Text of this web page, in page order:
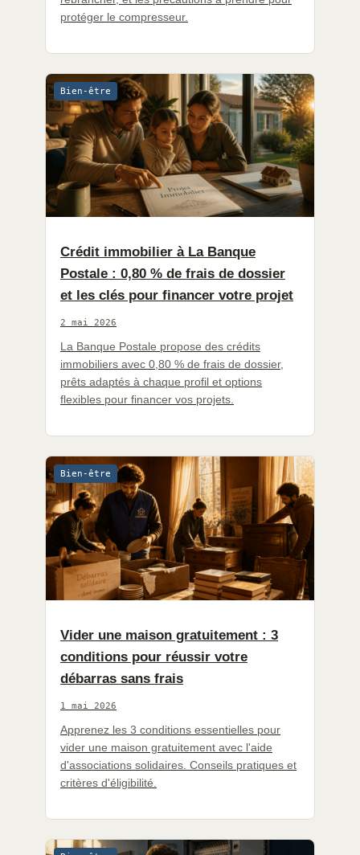
protéger le compresseur.
Bien-être
Crédit immobilier à La Banque
Postale : 0,80 % de frais de dossier
et les clés pour financer votre projet
2 mai 2026
La Banque Postale propose des crédits
immobiliers avec 0,80 % de frais de dossier,
prêts adaptés à chaque profil et options
flexibles pour financer vos projets.
Bien-être
Vider une maison gratuitement : 3
conditions pour réussir votre
débarras sans frais
1 mai 2026
Apprenez les 3 conditions essentielles pour
vider une maison gratuitement avec l'aide
d'associations solidaires. Conseils pratiques et
critères d'éligibilité.